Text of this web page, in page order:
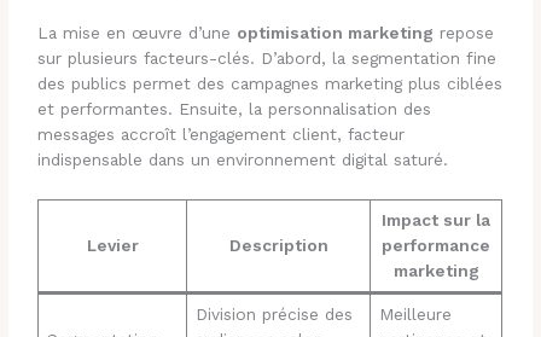
La mise en œuvre d’une optimisation marketing repose
sur plusieurs facteurs-clés. D’abord, la segmentation fine
des publics permet des campagnes marketing plus ciblées
et performantes. Ensuite, la personnalisation des
messages accroît l’engagement client, facteur
indispensable dans un environnement digital saturé.
Levier Description
Impact sur la
performance
marketing
Division précise des
Meilleure